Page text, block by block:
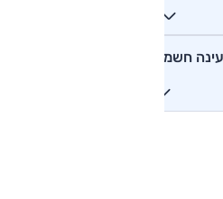
חשמלית